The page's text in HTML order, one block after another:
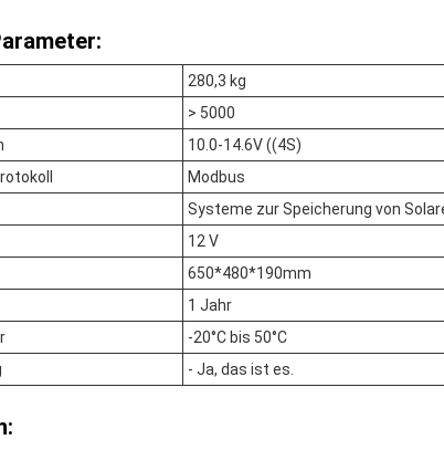
280,3 kg
> 5000
10.0-14.6V ((4S)
Modbus
Systeme zur Speicherung von
12 V
650*480*190mm
1 Jahr
-20°C bis 50°C
- Ja, das ist es.